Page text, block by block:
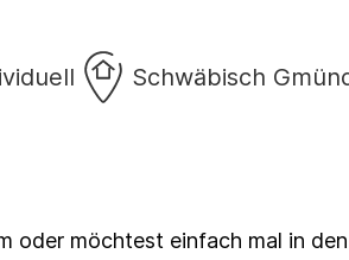
Schwäbisch
oder möchtest einfach mal in